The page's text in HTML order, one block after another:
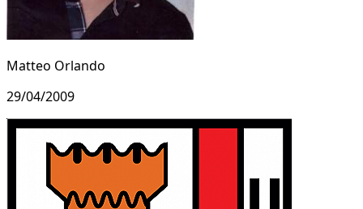
Matteo Orlando
29/04/2009